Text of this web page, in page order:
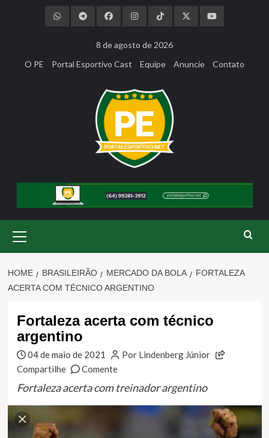
8 de agosto de 2026
O PE
Portal Esportivo Cast Equipe Anuncie Contato
Menu
HOME BRASILEIRÃO MERCADO DA BOLA
FORTALEZA
ACERTA COM TÉCNICO ARGENTINO
Fortaleza acerta com técnico
argentino
04 de maio de 2021
Por Lindenberg Júnior
Compartilhe
Comente
Fortaleza acerta com treinador argentino